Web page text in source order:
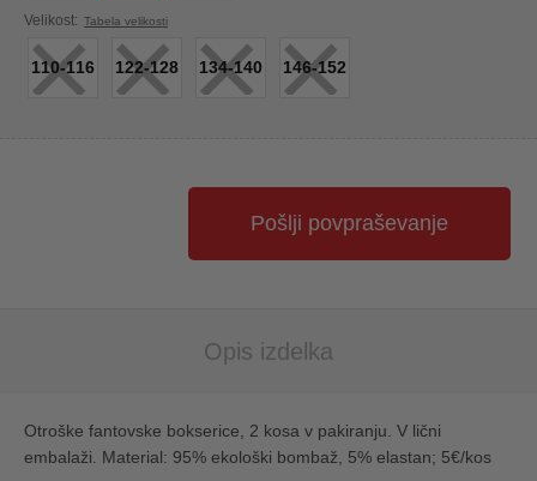
Velikost: Tabela velikosti
110-116
× 122-128
× 134-140
× 146-152
×
Pošlji povpraševanje
Opis izdelka
Otroške fantovske bokserice, 2 kosa v pakiranju. V lični
embalaži. Material: 95% ekološki bombaž, 5% elastan; 5€/kos